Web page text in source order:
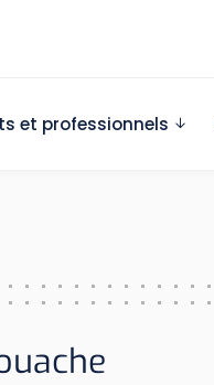
et professionnels